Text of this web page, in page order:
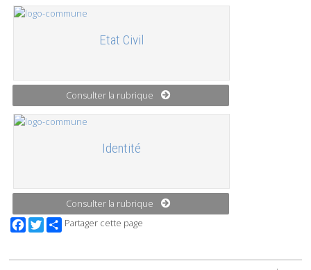
Etat Civil
Consulter la rubrique
Identité
Consulter la rubrique
Facebook
TwitterPartager cette page